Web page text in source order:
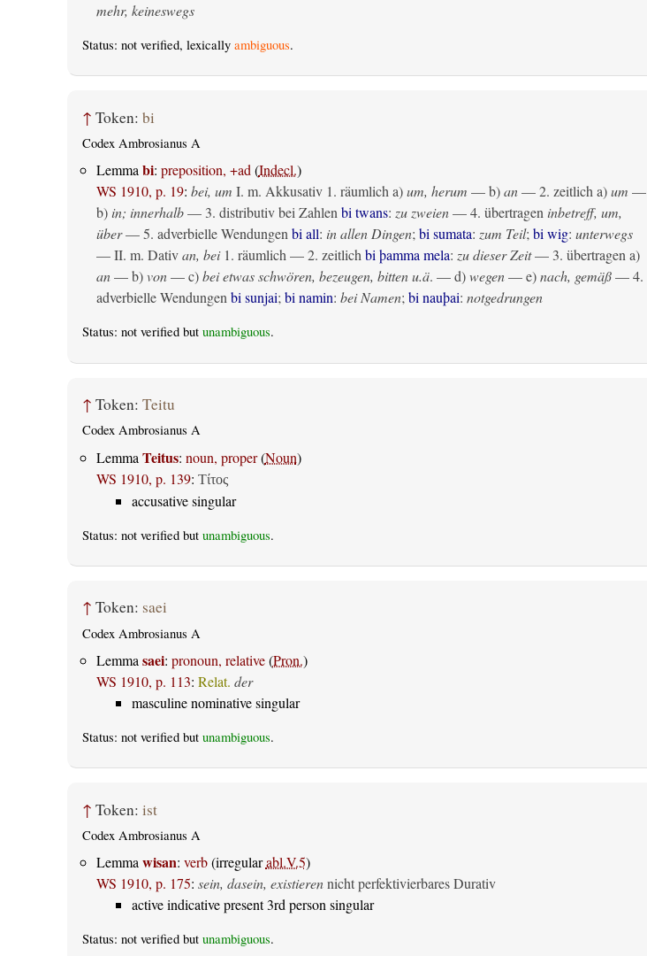
mehr, keineswegs
Status: not verified, lexically ambiguous.
↑ Token: bi
Codex Ambrosianus A
Lemmabi: preposition, +ad(Indecl.)
WS 1910, p. 19: bei, um I. m. Akkusativ1. räumlicha)um, herum — b)an— 2. zeitlicha)um —
b) in; innerhalb— 3. distributiv bei Zahlenbi twans: zu zweien— 4. übertragen inbetreff, um,
über— 5. adverbielle Wendungenbi all: in allen Dingen;bi sumata: zum Teil;bi wig: unterwegs
— II. m. Dativ an, bei1. räumlich— 2. zeitlich bi þamma mela: zu dieser Zeit— 3. übertragena)
an— b)von— c)bei etwas schwören, bezeugen, bitten u.ä. — d)wegen— e)nach, gemäß— 4.
adverbielle Wendungenbi sunjai;bi namin: bei Namen;bi nauþai: notgedrungen
Status: not verified but unambiguous.
↑ Token: Teitu
Codex Ambrosianus A
Lemma Teitus: noun, proper(Noun)
WS 1910, p. 139: Τίτος
accusative singular
Status: not verified but unambiguous.
↑ Token: saei
Codex Ambrosianus A
Lemma saei: pronoun, relative(Pron.)
WS 1910, p. 113: Relat. der
masculine nominative singular
Status: not verified but unambiguous.
↑ Token: ist
Codex Ambrosianus A
Lemmawisan: verb(irregularabl.V.5)
WS 1910, p. 175: sein, dasein, existierennicht perfektivierbares Durativ
active indicative present 3rd person singular
Status: not verified but unambiguous.